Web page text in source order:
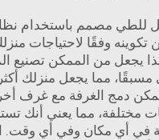
للطي مصمم باستخدام
تكوينه وفقًا لاحتياجات
يجعل من الممكن تصنيع
مسبقًا، مما يجعل منزلك أكثر
يمكن دمج الغرفة مع غرف
مختلفة، مما يعني أنك
في أي مكان وفي أي وقت.